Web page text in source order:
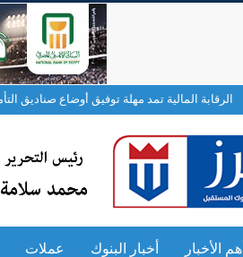
الرقابة المالية تمد مهلة توفيق أوضاع صناديق
أهم الأخبار أخبار البنوك عملات